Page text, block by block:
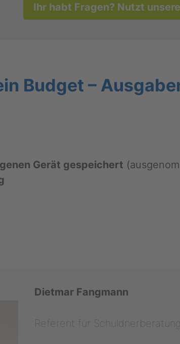
Ihr habt Fra­gen? Nutzt
Bud­get –
Gerät ge­spei­chert
Diet­mar Fang­mann
Re­fe­rent für